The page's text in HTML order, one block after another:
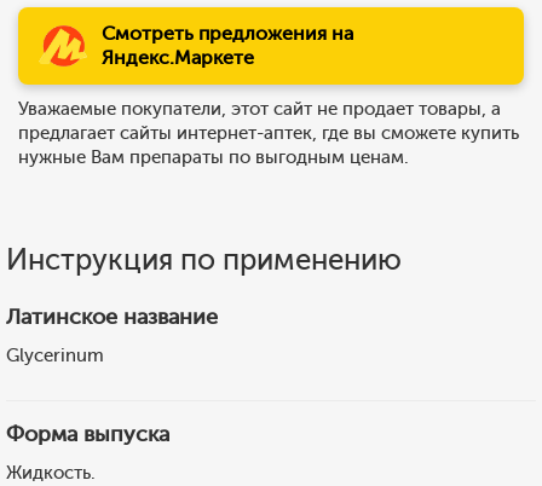
Смотреть предложения на
Яндекс.Маркете
Уважаемые покупатели, этот сайт не продает товары, а
предлагает сайты интернет-аптек, где вы сможете купить
нужные Вам препараты по выгодным ценам.
Инструкция по применению
Латинское название
Glycerinum
Форма выпуска
Жидкость.